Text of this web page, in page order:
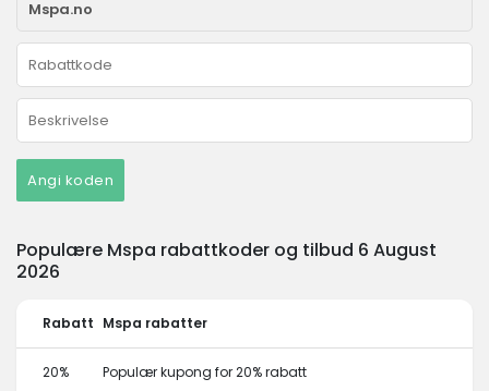
Angi koden
Populære Mspa rabattkoder og tilbud 6 August
2026
Rabatt Mspa rabatter
20% Populær kupong for 20% rabatt